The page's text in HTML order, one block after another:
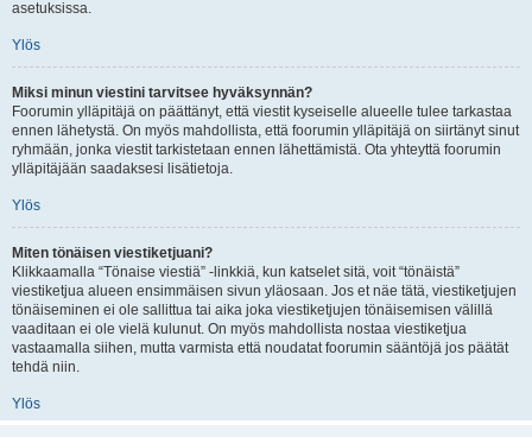
asetuksissa.
Ylös
Miksi minun viestini tarvitsee hyväksynnän?
Foorumin ylläpitäjä on päättänyt, että viestit kyseiselle alueelle tulee tarkastaa
ennen lähetystä. On myös mahdollista, että foorumin ylläpitäjä on siirtänyt sinut
ryhmään, jonka viestit tarkistetaan ennen lähettämistä. Ota yhteyttä foorumin
ylläpitäjään saadaksesi lisätietoja.
Ylös
Miten tönäisen viestiketjuani?
Klikkaamalla “Tönaise viestiä” -linkkiä, kun katselet sitä, voit “tönäistä”
viestiketjua alueen ensimmäisen sivun yläosaan. Jos et näe tätä, viestiketjujen
tönäiseminen ei ole sallittua tai aika joka viestiketjujen tönäisemisen välillä
vaaditaan ei ole vielä kulunut. On myös mahdollista nostaa viestiketjua
vastaamalla siihen, mutta varmista että noudatat foorumin sääntöjä jos päätät
tehdä niin.
Ylös